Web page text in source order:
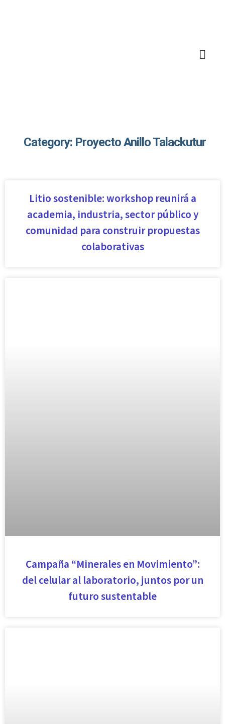
Category: Proyecto Anillo Talackutur
Litio sostenible: workshop reunirá a
academia, industria, sector público y
comunidad para construir propuestas
colaborativas
Campaña “Minerales en Movimiento”:
del celular al laboratorio, juntos por un
futuro sustentable